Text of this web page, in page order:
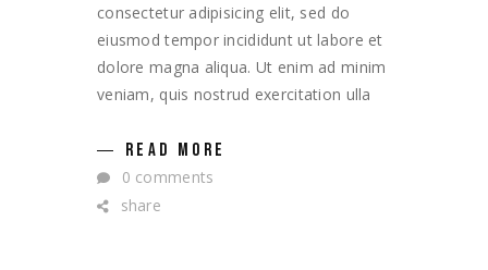
consectetur adipisicing elit, sed do
eiusmod tempor incididunt ut labore et
dolore magna aliqua. Ut enim ad minim
veniam, quis nostrud exercitation ulla
READ MORE
0 comments
share